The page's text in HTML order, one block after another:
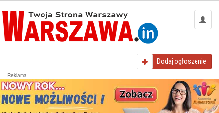
Dodaj ogłoszenie
Reklama